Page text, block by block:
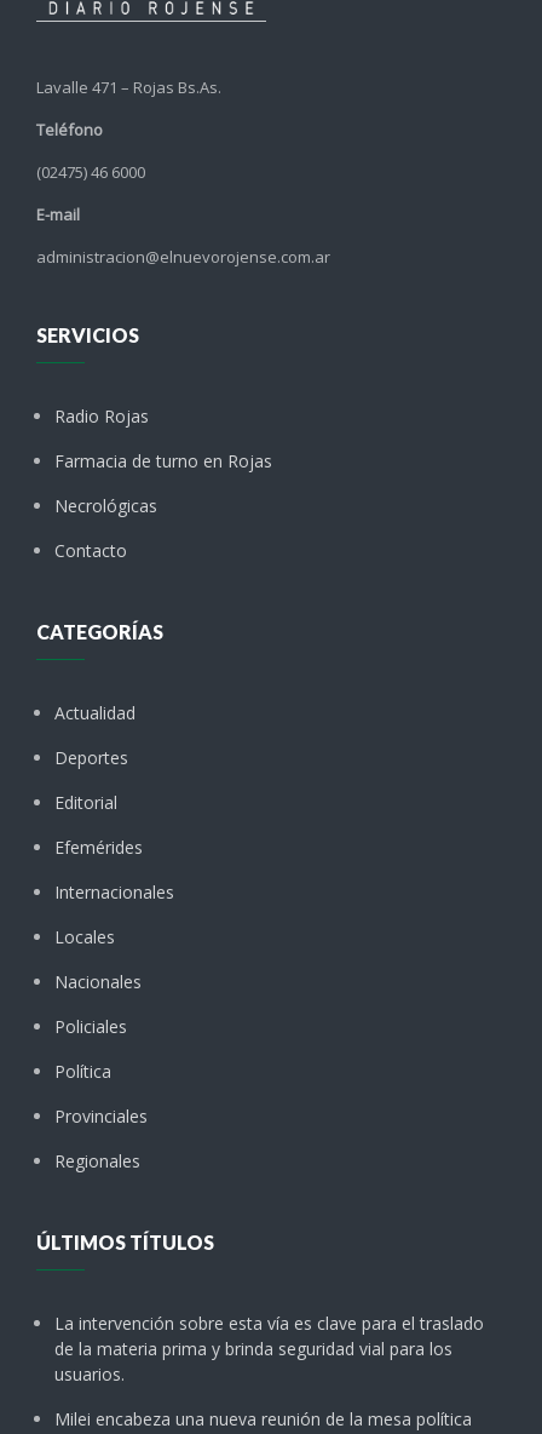
Lavalle 471 – Rojas Bs.As.
Teléfono
(02475) 46 6000
E-mail
administracion@elnuevorojense.com.ar
SERVICIOS
Radio Rojas
Farmacia de turno en Rojas
Necrológicas
Contacto
CATEGORÍAS
Actualidad
Deportes
Editorial
Efemérides
Internacionales
Locales
Nacionales
Policiales
Política
Provinciales
Regionales
ÚLTIMOS TÍTULOS
La intervención sobre esta vía es clave para el traslado
de la materia prima y brinda seguridad vial para los
usuarios.
Milei encabeza una nueva reunión de la mesa política